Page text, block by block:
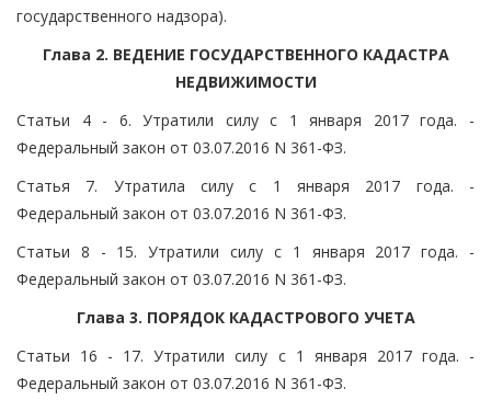
государственного надзора).
Глава 2. ВЕДЕНИЕ ГОСУДАРСТВЕННОГО КАДАСТРА
НЕДВИЖИМОСТИ
Статьи 4 - 6. Утратили силу с 1 января 2017 года. -
Федеральный закон от 03.07.2016 N 361-ФЗ.
Статья 7. Утратила силу с 1 января 2017 года. -
Федеральный закон от 03.07.2016 N 361-ФЗ.
Статьи 8 - 15. Утратили силу с 1 января 2017 года. -
Федеральный закон от 03.07.2016 N 361-ФЗ.
Глава 3. ПОРЯДОК КАДАСТРОВОГО УЧЕТА
Статьи 16 - 17. Утратили силу с 1 января 2017 года. -
Федеральный закон от 03.07.2016 N 361-ФЗ.